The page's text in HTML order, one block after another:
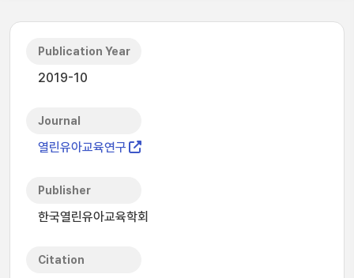
Publication Year
2019-10
Journal
열린유아교육연구
Publisher
한국열린유아교육학회
Citation